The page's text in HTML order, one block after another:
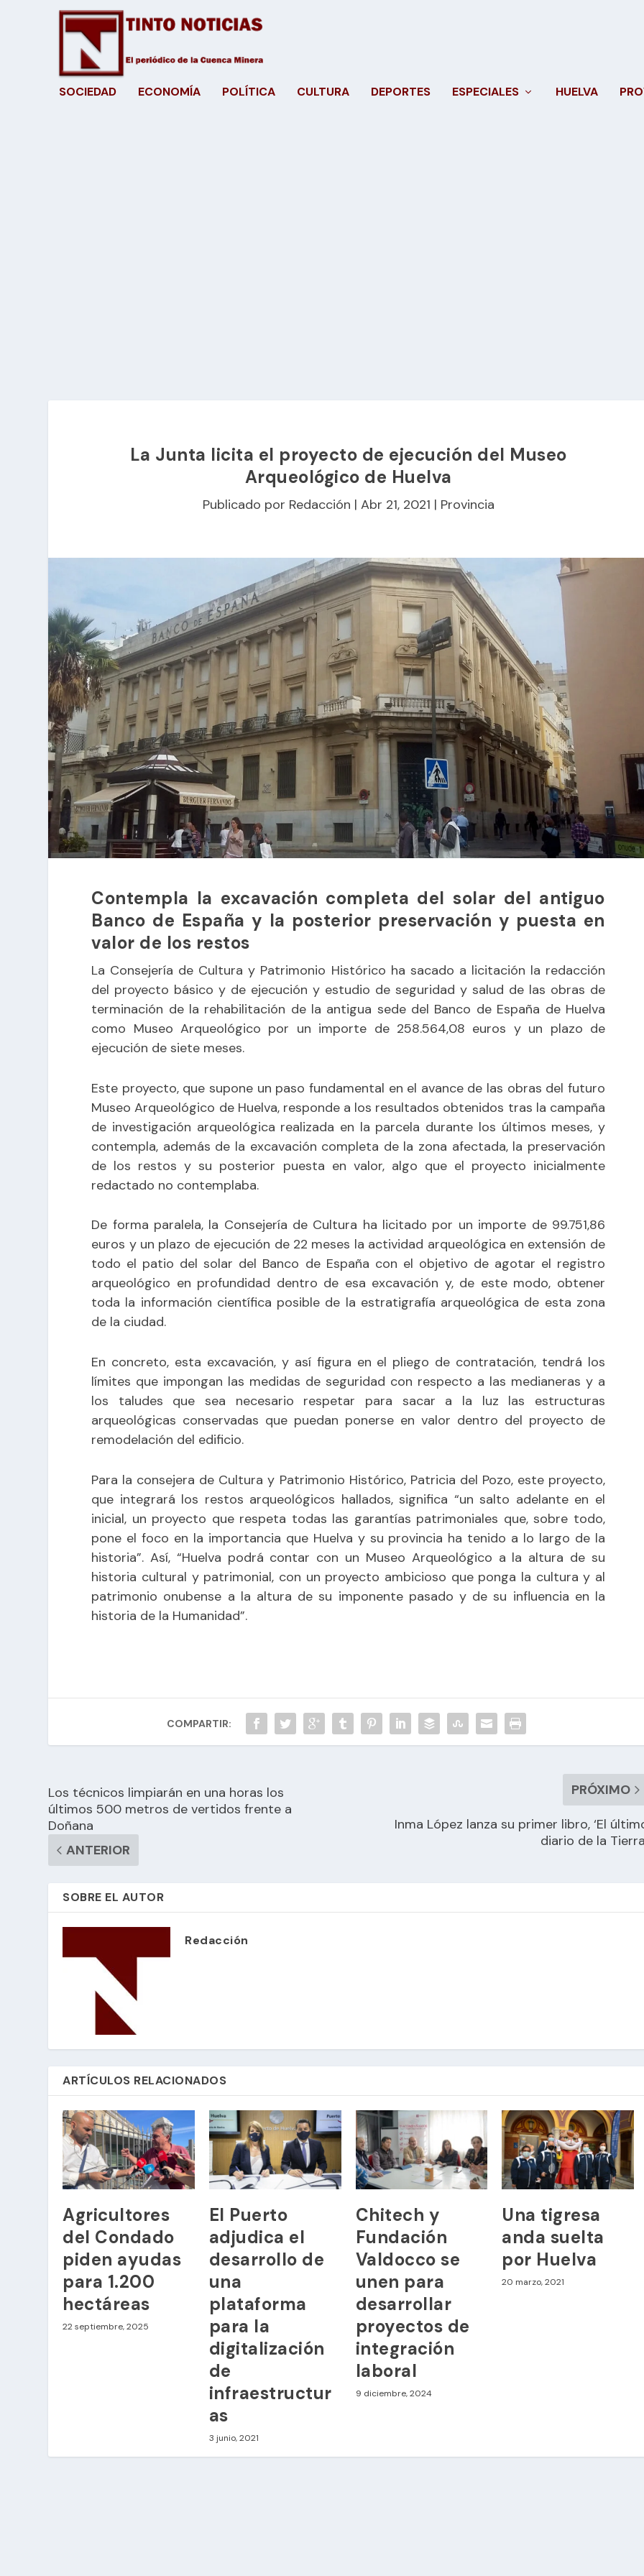
SOCIEDAD ECONOMÍA POLÍTICA CULTURA DEPORTES ESPECIALES HUELVA
La Junta licita el proyecto de ejecución del Museo
Arqueológico de Huelva
Publicado por Redacción | Abr 21, 2021 | Provincia
Contempla la excavación completa del solar del antiguo
Banco de España y la posterior preservación y puesta en
valor de los restos
La Consejería de Cultura y Patrimonio Histórico ha sacado a licitación la redacción
del proyecto básico y de ejecución y estudio de seguridad y salud de las obras de
terminación de la rehabilitación de la antigua sede del Banco de España de Huelva
como Museo Arqueológico por un importe de 258.564,08 euros y un plazo de
ejecución de siete meses.
Este proyecto, que supone un paso fundamental en el avance de las obras del futuro
Museo Arqueológico de Huelva, responde a los resultados obtenidos tras la campaña
de investigación arqueológica realizada en la parcela durante los últimos meses, y
contempla, además de la excavación completa de la zona afectada, la preservación
de los restos y su posterior puesta en valor, algo que el proyecto inicialmente
redactado no contemplaba.
De forma paralela, la Consejería de Cultura ha licitado por un importe de 99.751,86
euros y un plazo de ejecución de 22 meses la actividad arqueológica en extensión de
todo el patio del solar del Banco de España con el objetivo de agotar el registro
arqueológico en profundidad dentro de esa excavación y, de este modo, obtener
toda la información científica posible de la estratigrafía arqueológica de esta zona
de la ciudad.
En concreto, esta excavación, y así figura en el pliego de contratación, tendrá los
límites que impongan las medidas de seguridad con respecto a las medianeras y a
los taludes que sea necesario respetar para sacar a la luz las estructuras
arqueológicas conservadas que puedan ponerse en valor dentro del proyecto de
remodelación del edificio.
Para la consejera de Cultura y Patrimonio Histórico, Patricia del Pozo, este proyecto,
que integrará los restos arqueológicos hallados, significa “un salto adelante en el
inicial, un proyecto que respeta todas las garantías patrimoniales que, sobre todo,
pone el foco en la importancia que Huelva y su provincia ha tenido a lo largo de la
historia”. Así, “Huelva podrá contar con un Museo Arqueológico a la altura de su
historia cultural y patrimonial, con un proyecto ambicioso que ponga la cultura y al
patrimonio onubense a la altura de su imponente pasado y de su influencia en la
historia de la Humanidad”.
COMPARTIR:
Los técnicos limpiarán en una horas los
últimos 500 metros de vertidos frente a
Doñana
ANTERIOR
PRÓXIMO
Inma López lanza su primer libro, ‘El
diario de la
SOBRE EL AUTOR
Redacción
ARTÍCULOS RELACIONADOS
Agricultores
del Condado
piden ayudas
para 1.200
hectáreas
22 septiembre, 2025
El Puerto
adjudica el
desarrollo de
una
plataforma
para la
digitalización
de
infraestructur
as
3 junio, 2021
Chitech y
Fundación
Valdocco se
unen para
desarrollar
proyectos de
integración
laboral
9 diciembre, 2024
Una tigresa
anda suelta
por Huelva
20 marzo, 2021